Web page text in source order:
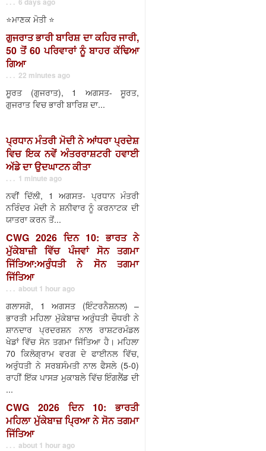
⭐️ਮਾਣਕ ਮੋਤੀ ⭐️
ਗੁਜਰਾਤ ਭਾਰੀ ਬਾਰਿਸ਼ ਦਾ ਕਹਿਰ ਜਾਰੀ,
50 ਤੋਂ 60 ਪਰਿਵਾਰਾਂ ਨੂੰ ਬਾਹਰ ਕੱਢਿਆ
ਗਿਆ
. . . 22 minutes ago
ਸੂਰਤ (ਗੁਜਰਾਤ), 1 ਅਗਸਤ- ਸੂਰਤ,
ਗੁਜਰਾਤ ਵਿਚ ਭਾਰੀ ਬਾਰਿਸ਼ ਦਾ...
ਪ੍ਰਧਾਨ ਮੰਤਰੀ ਮੋਦੀ ਨੇ ਆਂਧਰਾ ਪ੍ਰਦੇਸ਼
ਵਿਚ ਇਕ ਨਵੇਂ ਅੰਤਰਰਾਸ਼ਟਰੀ ਹਵਾਈ
ਅੱਡੇ ਦਾ ਉਦਘਾਟਨ ਕੀਤਾ
. . . 1 minute ago
ਨਵੀਂ ਦਿੱਲੀ, 1 ਅਗਸਤ- ਪ੍ਰਧਾਨ ਮੰਤਰੀ
ਨਰਿੰਦਰ ਮੋਦੀ ਨੇ ਸ਼ਨੀਵਾਰ ਨੂੰ ਕਰਨਾਟਕ ਦੀ
ਯਾਤਰਾ ਕਰਨ ਤੋਂ...
CWG 2026 ਦਿਨ 10: ਭਾਰਤ ਨੇ
ਮੁੱਕੇਬਾਜ਼ੀ ਵਿੱਚ ਪੰਜਵਾਂ ਸੋਨ ਤਗਮਾ
ਜਿੱਤਿਆ:ਅਰੁੰਧਤੀ ਨੇ ਸੋਨ ਤਗਮਾ
ਜਿੱਤਿਆ
. . . about 1 hour ago
ਗਲਾਸਗੋ, 1 ਅਗਸਤ (ਇੰਟਰਨੈਸ਼ਨਲ) –
ਭਾਰਤੀ ਮਹਿਲਾ ਮੁੱਕੇਬਾਜ਼ ਅਰੁੰਧਤੀ ਚੌਧਰੀ ਨੇ
ਸ਼ਾਨਦਾਰ ਪ੍ਰਦਰਸ਼ਨ ਨਾਲ ਰਾਸ਼ਟਰਮੰਡਲ
ਖੇਡਾਂ ਵਿੱਚ ਸੋਨ ਤਗਮਾ ਜਿੱਤਿਆ ਹੈ। ਮਹਿਲਾ
70 ਕਿਲੋਗ੍ਰਾਮ ਵਰਗ ਦੇ ਫਾਈਨਲ ਵਿੱਚ,
ਅਰੁੰਧਤੀ ਨੇ ਸਰਬਸੰਮਤੀ ਨਾਲ ਫੈਸਲੇ (5-0)
ਰਾਹੀਂ ਇੱਕ ਪਾਸੜ ਮੁਕਾਬਲੇ ਵਿੱਚ ਇੰਗਲੈਂਡ ਦੀ
...
CWG 2026 ਦਿਨ 10: ਭਾਰਤੀ
ਮਹਿਲਾ ਮੁੱਕੇਬਾਜ਼ ਪ੍ਰਿਆ ਨੇ ਸੋਨ ਤਗਮਾ
ਜਿੱਤਿਆ
. . . about 1 hour ago